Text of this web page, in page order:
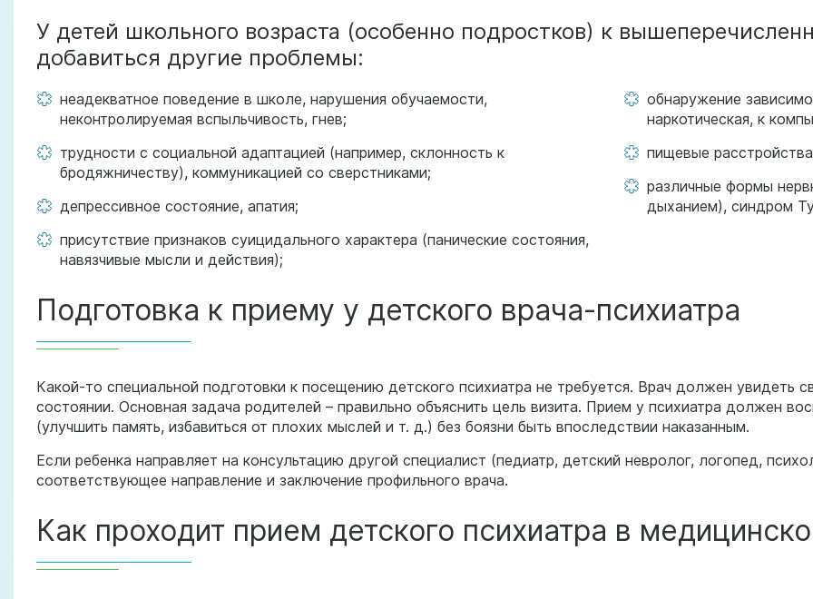
У детей школьного возраста (особенно подростков) к
добавиться другие проблемы:
неадекватное поведение в школе, нарушения обучаемости,
неконтролируемая вспыльчивость, гнев;
трудности с социальной адаптацией (например, склонность к
бродяжничеству), коммуникацией со сверстниками;
депрессивное состояние, апатия;
присутствие признаков суицидального характера (панические состояния,
навязчивые мысли и действия);
обнаружение
наркотическая, к
пищевые
различные формы
дыханием), синдром
Подготовка к приему у детского врача-психиатра
Какой-то специальной подготовки к посещению детского психиатра не требуется. Врач должен увидеть
состоянии. Основная задача родителей – правильно объяснить цель визита. Прием у психиатра должен
(улучшить память, избавиться от плохих мыслей и т. д.) без боязни быть впоследствии наказанным.
Если ребенка направляет на консультацию другой специалист (педиатр, детский невролог, логопед,
соответствующее направление и заключение профильного врача.
Как проходит прием детского психиатра в